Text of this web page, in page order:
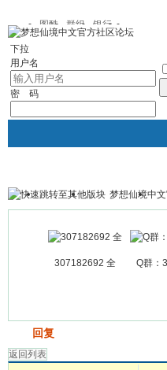
图酷 群组 银行
下拉
用户名
密 码
银行 群组聚合
梦想仙境中
307182692 全 Q群：
回复
返回列表